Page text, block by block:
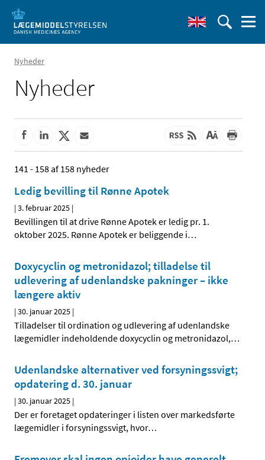
Nyheder
Nyheder
141 - 158 af 158 nyheder
Ledig bevilling til Rønne Apotek
|3. februar 2025 |
Bevillingen til at drive Rønne Apotek er ledig pr. 1.
oktober 2025. Rønne Apotek er beliggende i…
Doxycyclin og metronidazol; tilladelse til
udlevering af udenlandske pakninger – ikke
længere aktiv
|30. januar 2025 |
Tilladelser til ordination og udlevering af udenlandske
lægemidler indeholdende doxycyclin og metronidazol,…
Udenlandske alternativer ved forsyningssvigt;
opdatering d. 30. januar
|30. januar 2025 |
Der er foretaget opdateringer i listen over markedsførte
lægemidler i forsyningssvigt, hvor…